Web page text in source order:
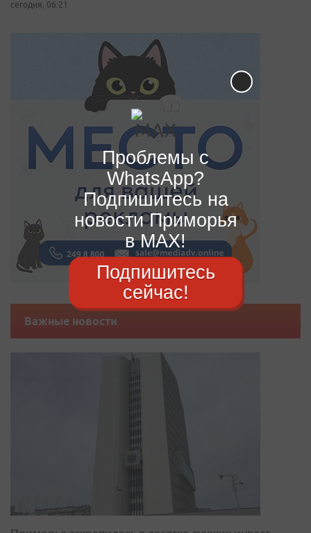
сегодня, 06:21
Важные новости
Проблемы с
WhatsApp?
Подпишитесь на
новости Приморья
в MAX!
Подпишитесь
сейчас!